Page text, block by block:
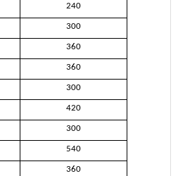
240
300
360
360
300
420
300
540
360